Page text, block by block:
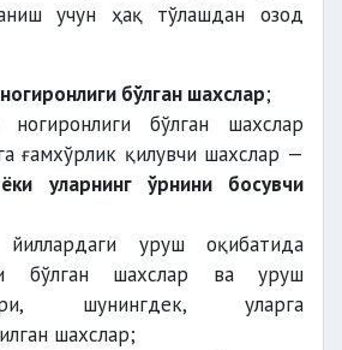
учун ҳақ тўлашдан озод
бўлган шахслар;
ногиронлиги бўлган шахслар
ғамхўрлик қилувчи шахслар —
уларнинг ўрнини босувчи
йиллардаги уруш оқибатида
бўлган шахслар ва уруш
шунингдек, уларга
шахслар;